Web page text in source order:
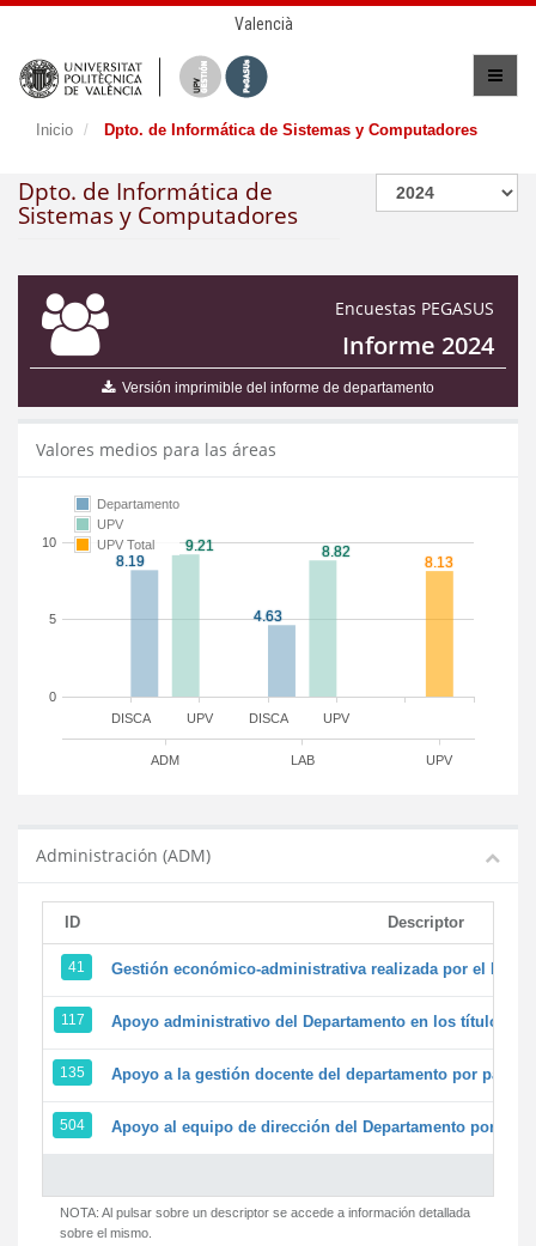
Valencià
Inicio Dpto. de Informática de Sistemas y Computadores
Dpto. de Informática de
Sistemas y Computadores
Encuestas PEGASUS
Informe 2024
Versión imprimible del informe de departamento
Valores medios para las áreas
DISCA DISCA
UPV UPV
ADM LAB UPV
0
5
10
Departamento
UPV
UPV Total
Administración (ADM)
ID Descriptor
41 Gestión económico-administrativa realizada por el
117 Apoyo administrativo del Departamento en los títulos de
135 Apoyo a la gestión docente del departamento por parte
504 Apoyo al equipo de dirección del Departamento por
NOTA: Al pulsar sobre un descriptor se accede a información detallada
sobre el mismo.